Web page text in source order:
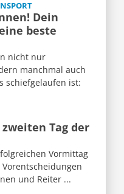
Dein
beste
nicht nur
manchmal auch
schiefgelaufen ist:
Tag der
Vormittag
und Reiter ...